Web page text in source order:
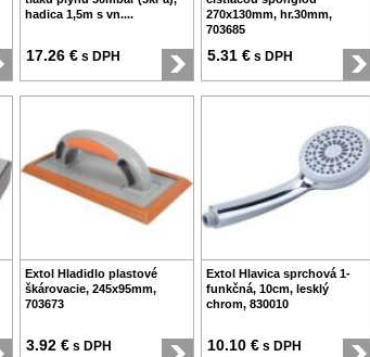
hadica 1,5m s vn....
17.26 € s DPH
270x130mm, hr.30mm,
703685
5.31 € s DPH
Extol Hladidlo plastové
škárovacie, 245x95mm,
703673
3.92 € s DPH
Extol Hlavica sprchová 1-
funkčná, 10cm, lesklý
chrom, 830010
10.10 € s DPH